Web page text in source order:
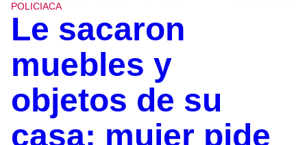
POLICIACA
Le sacaron
muebles y
objetos de su
casa: mujer pide